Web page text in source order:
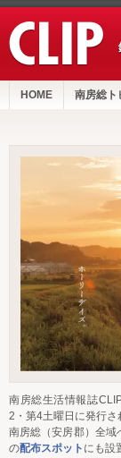
HOME 南房総ト
南房総生活情報誌
2・第4土曜日に発行さ
南房総（安房郡）全域
の配布スポット にも設